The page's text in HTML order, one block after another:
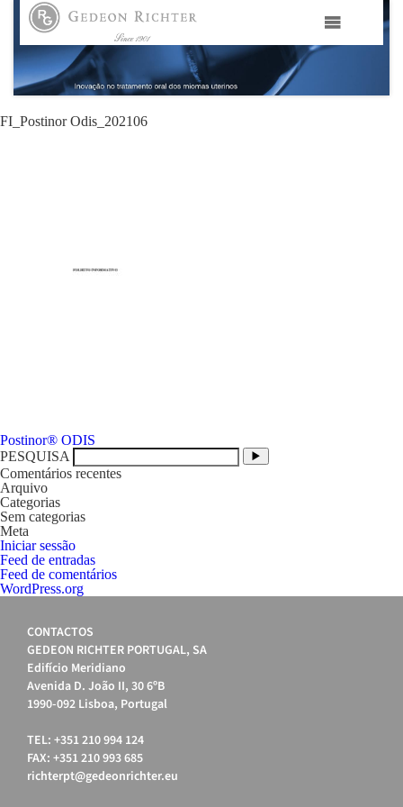
HOME
GEDEON RICHTER PORTUGAL
MEDIA
FI_Postinor Odis_202106
Navegação
de
artigos
Postinor® ODIS
PESQUISA
Comentários recentes
Arquivo
Categorias
Sem categorias
Meta
Iniciar sessão
Feed de entradas
Feed de comentários
WordPress.org
CONTACTOS
GEDEON RICHTER PORTUGAL, SA
Edifício Meridiano
Avenida D. João II, 30 6ºB
1990-092 Lisboa, Portugal
TEL: +351 210 994 124
FAX: +351 210 993 685
richterpt@gedeonrichter.eu